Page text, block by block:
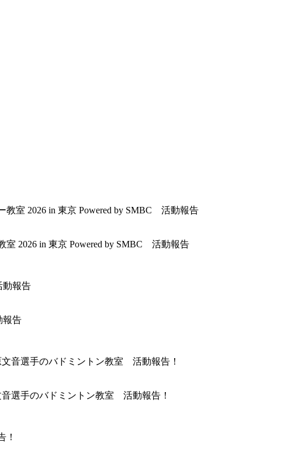
室 2026 in 東京 Powered by SMBC 活動報告
報告
選手のバドミントン教室 活動報告！